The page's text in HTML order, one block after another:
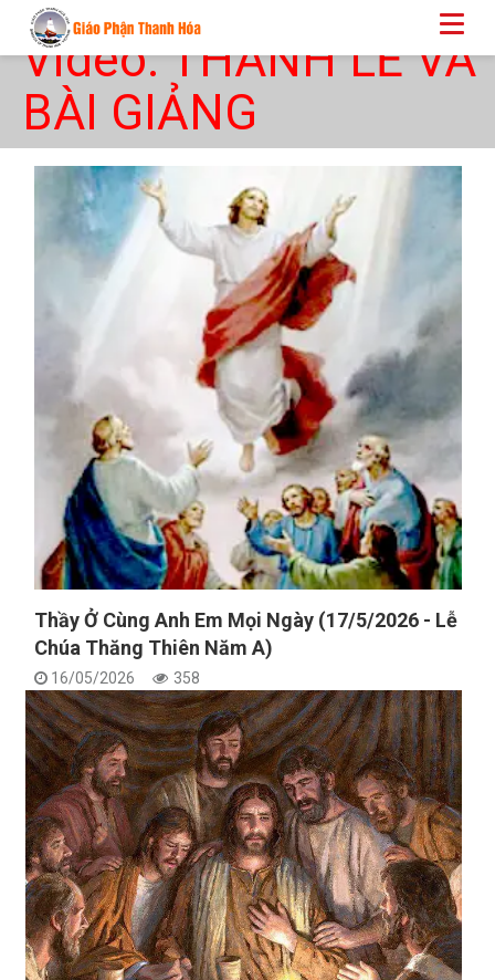
Video: THÁNH LỄ VÀ
BÀI GIẢNG
Thầy Ở Cùng Anh Em Mọi Ngày (17/5/2026 - Lễ
Chúa Thăng Thiên Năm A)
16/05/2026 358